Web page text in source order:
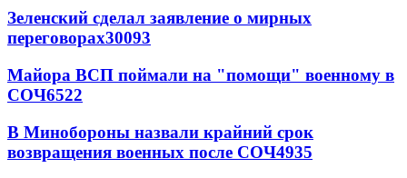
Зеленский сделал заявление о мирных
переговорах30093
Майора ВСП поймали на "помощи" военному в
СОЧ6522
В Минобороны назвали крайний срок
возвращения военных после СОЧ4935